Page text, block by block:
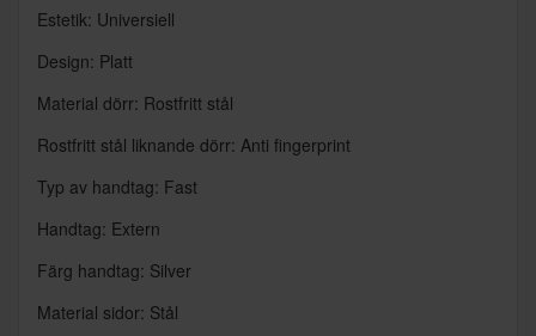
Estetik: Universiell
Design: Platt
Material dörr: Rostfritt stål
Rostfritt stål liknande dörr: Anti fingerprint
Typ av handtag: Fast
Handtag: Extern
Färg handtag: Silver
Material sidor: Stål